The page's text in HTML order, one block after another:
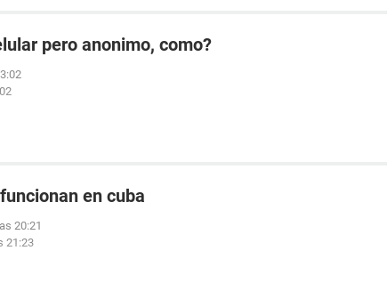
pero anonimo, como?
en cuba
20:21
21:23